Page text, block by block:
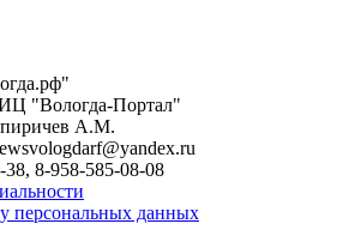
"Вологда-Портал"
А.М.
8-958-585-08-08
персональных данных